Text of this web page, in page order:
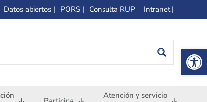
Datos abiertos | PQRS | Consulta RUP | Intranet |
Atención y servicio